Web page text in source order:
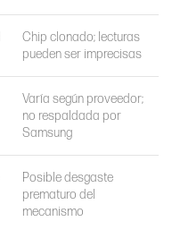
Chip clonado; lecturas
pueden ser imprecisas
Varía según proveedor;
no respaldada por
Samsung
Posible desgaste
prematuro del
mecanismo